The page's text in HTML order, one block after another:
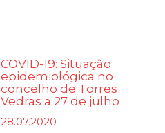
COVID-19: Situação
epidemiológica no
concelho de Torres
Vedras a 27 de julho
28.07.2020